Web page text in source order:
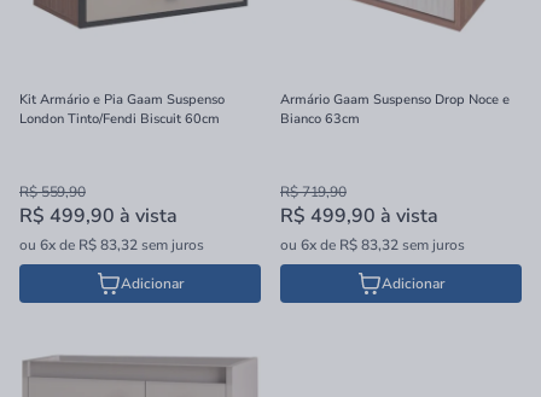
Kit Armário e Pia Gaam Suspenso
London Tinto/Fendi Biscuit 60cm
R$ 559,90
R$ 499,90 à vista
ou 6xde R$ 83,32sem juros
Adicionar
Armário Gaam Suspenso Drop Noce e
Bianco 63cm
R$ 719,90
R$ 499,90 à vista
ou 6xde R$ 83,32sem juros
Adicionar